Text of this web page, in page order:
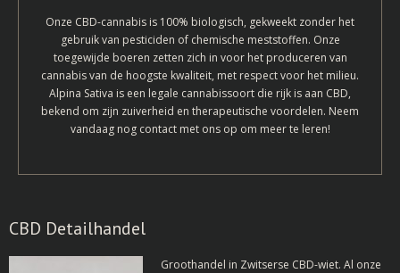
Onze CBD-cannabis is 100% biologisch, gekweekt zonder het
gebruik van pesticiden of chemische meststoffen. Onze
toegewijde boeren zetten zich in voor het produceren van
cannabis van de hoogste kwaliteit, met respect voor het milieu.
Alpina Sativa is een legale cannabissoort die rijk is aan CBD,
bekend om zijn zuiverheid en therapeutische voordelen. Neem
vandaag nog contact met ons op om meer te leren!
CBD Detailhandel
Groothandel in Zwitserse CBD-wiet. Al onze